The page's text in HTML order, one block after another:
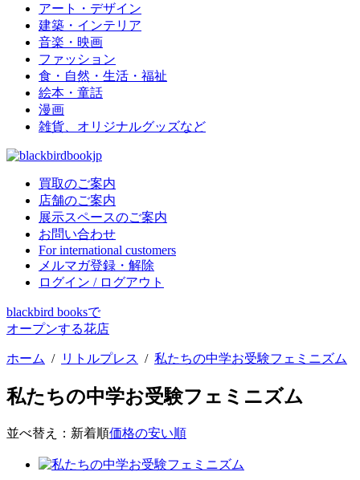
アート・デザイン
建築・インテリア
音楽・映画
ファッション
食・自然・生活・福祉
絵本・童話
漫画
雑貨、オリジナルグッズなど
買取のご案内
店舗のご案内
展示スペースのご案内
お問い合わせ
For international customers
メルマガ登録・解除
ログイン / ログアウト
blackbird booksで
オープンする花店
ホーム / リトルプレス / 私たちの中学お受験フェミニズム
私たちの中学お受験フェミニズム
並べ替え： 新着順価格の安い順